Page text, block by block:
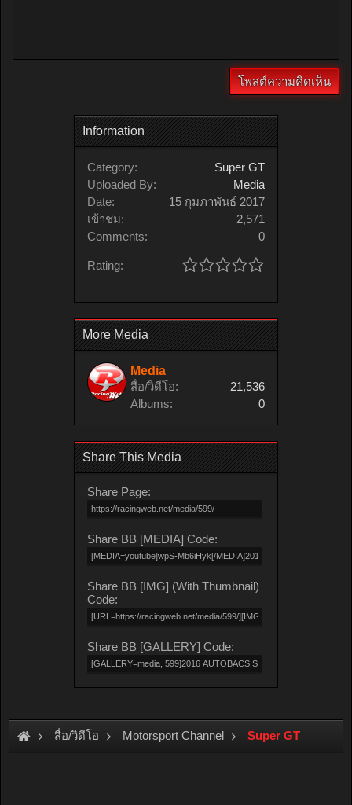
Information
Category:
Super GT
Uploaded By:
Media
Date:
15 กุมภาพันธ์ 2017
เข้าชม:
2,571
Comments:
0
Rating:
More Media
Media
สื่อ/วิดีโอ:
21,536
Albums:
0
Share This Media
Share Page:
Share BB [MEDIA] Code:
Share BB [IMG] (With Thumbnail)
Code:
Share BB [GALLERY] Code:
สื่อ/วิดีโอ Motorsport Channel Super GT